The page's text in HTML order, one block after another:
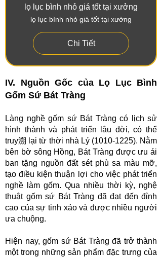
lọ lục bình nhỏ giá tốt tại xưởng
lọ lục bình nhỏ giá tốt tại xưởng
Chi Tiết
IV. Nguồn Gốc của Lọ Lục Bình
Gốm Sứ Bát Tràng
Làng nghề gốm sứ Bát Tràng có lịch sử
hình thành và phát triển lâu đời, có thể
truy溯 lại từ thời nhà Lý (1010-1225). Nằm
bên bờ sông Hồng, Bát Tràng được ưu ái
ban tặng nguồn đất sét phù sa màu mỡ,
tạo điều kiện thuận lợi cho việc phát triển
nghề làm gốm. Qua nhiều thời kỳ, nghệ
thuật gốm sứ Bát Tràng đã đạt đến đỉnh
cao của sự tinh xảo và được nhiều người
ưa chuộng.
Hiện nay, gốm sứ Bát Tràng đã trở thành
một trong những sản phẩm đặc trưng của